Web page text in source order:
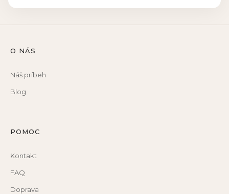
O NÁS
Náš príbeh
Blog
POMOC
Kontakt
FAQ
Doprava